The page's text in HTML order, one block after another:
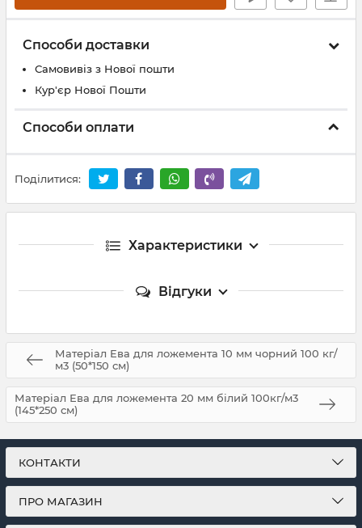
Способи доставки
Самовивіз з Нової пошти
Кур'єр Нової Пошти
Способи оплати
Поділитися:
Характеристики
Відгуки
Матеріал Ева для ложемента 10 мм чорний 100 кг/
м3 (50*150 см)
Матеріал Ева для ложемента 20 мм білий 100кг/м3
(145*250 см)
КОНТАКТИ
ПРО МАГАЗИН